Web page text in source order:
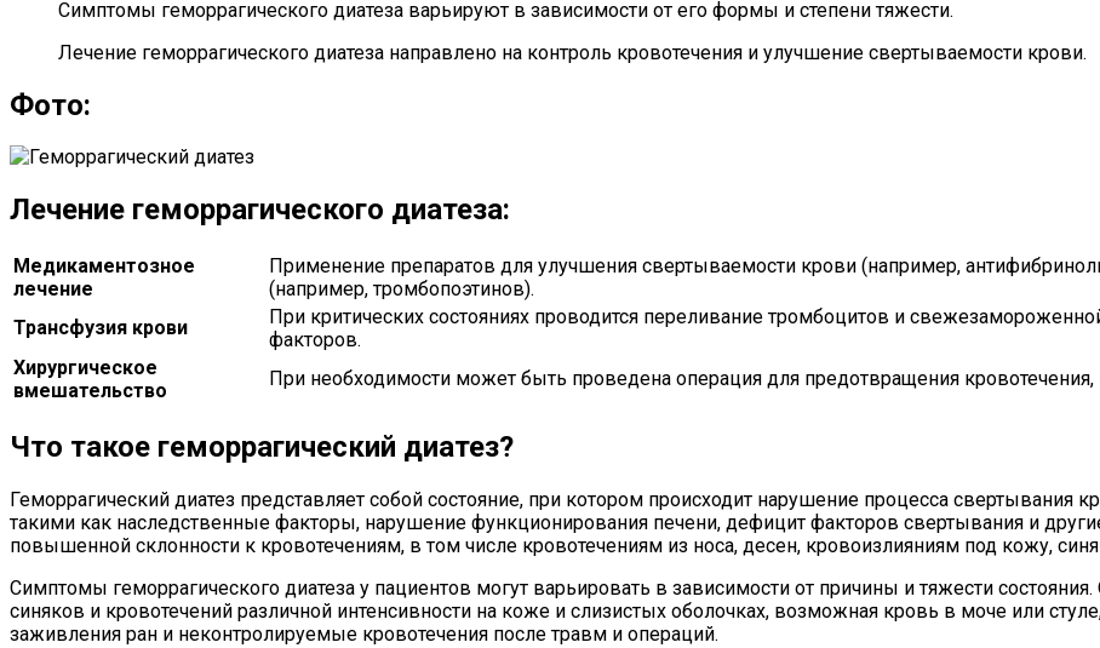
Симптомы геморрагического диатеза варьируют в зависимости от его формы и степени тяжести.
Лечение геморрагического диатеза направлено на контроль кровотечения и улучшение свертываемости крови.
Фото:
Лечение геморрагического диатеза:
Медикаментозное
лечение
Применение препаратов для улучшения свертываемости крови (например,
(например, тромбопоэтинов).
Трансфузия крови
При критических состояниях проводится переливание тромбоцитов и
факторов.
Хирургическое
вмешательство
При необходимости может быть проведена операция для предотвращения
Что такое геморрагический диатез?
Геморрагический диатез представляет собой состояние, при котором происходит нарушение процесса
такими как наследственные факторы, нарушение функционирования печени, дефицит факторов свертывания и
повышенной склонности к кровотечениям, в том числе кровотечениям из носа, десен, кровоизлияниям под кожу,
Симптомы геморрагического диатеза у пациентов могут варьировать в зависимости от причины и тяжести
синяков и кровотечений различной интенсивности на коже и слизистых оболочках, возможная кровь в моче или
заживления ран и неконтролируемые кровотечения после травм и операций.